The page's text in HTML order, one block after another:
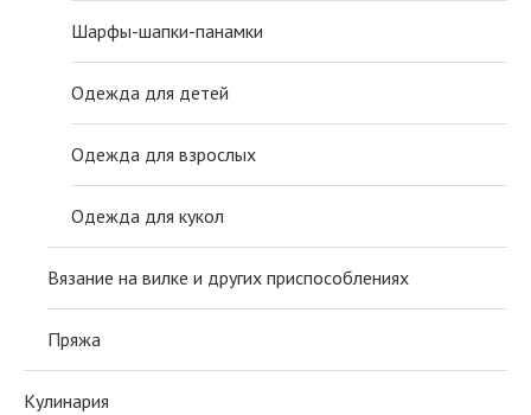
Шарфы-шапки-панамки
Одежда для детей
Одежда для взрослых
Одежда для кукол
Вязание на вилке и других приспособлениях
Пряжа
Кулинария